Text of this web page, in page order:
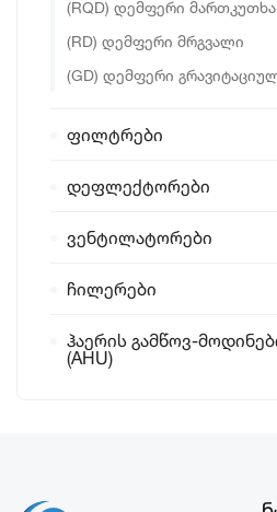
(RQD) დემფერი მართკუთხა
(RD) დემფერი მრგვალი
(GD) დემფერი
ფილტრები
დეფლექტორები
ვენტილატორები
ჩილერები
ჰაერის გამწოვ-
(AHU)